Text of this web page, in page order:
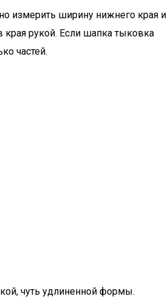
измерить ширину нижнего края и
края рукой. Если шапка тыковка
частей.
чуть удлиненной формы.